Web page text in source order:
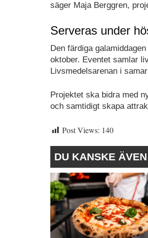
säger Maja Berggren,
Serveras under
Den färdiga
oktober. Eventet samlar
Livsmedelsarenan i
Projektet ska bidra med
och samtidigt skapa
Post Views: 140
DU KANSKE